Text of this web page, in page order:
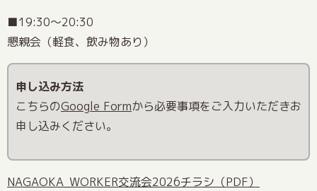
■19:30～20:30
懇親会（軽食、飲み物あり）
申し込み方法
こちらのGoogle Formから必要事項をご入力いただきお
申し込みください。
NAGAOKA_WORKER交流会2026チラシ（PDF）